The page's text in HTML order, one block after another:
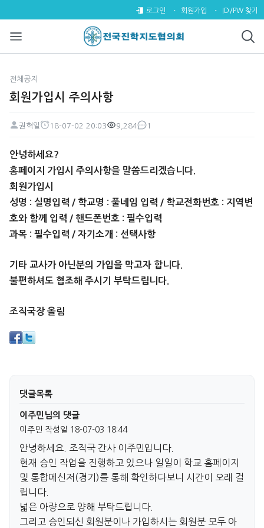
회원가입시 주의사항 > 전체공지
로그인 회원가입 ID/PW 찾기
전체공지
회원가입시 주의사항
페이지 정보
권혁일
18-07-02 20:03
9,284
댓글
1
본문
안녕하세요?
홈페이지 가입시 주의사항을 말씀드리겠습니다.
회원가입시
성명 : 실명입력 / 학교명 : 풀네임 입력 / 학교전화번호 : 지역변
호와 함께 입력 / 핸드폰번호 : 필수입력
과목 : 필수입력 / 자기소개 : 선택사항
기타 교사가 아닌분의 가입을 막고자 합니다.
불편하셔도 협조해 주시기 부탁드립니다.
조직국장 올림
댓글목록
이주민님의 댓글
이주민 작성일 18-07-03 18:44
안녕하세요. 조직국 간사 이주민입니다.
현재 승인 작업을 진행하고 있으나 일일이 학교 홈페이지
및 통합메신저(경기)를 통해 확인하다보니 시간이 오래 걸
립니다.
넓은 아량으로 양해 부탁드립니다.
그리고 승인되신 회원분이나 가입하시는 회원분 모두 아